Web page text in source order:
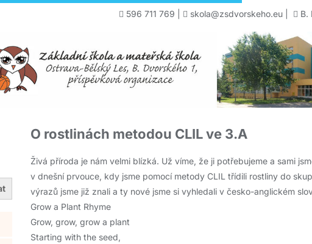
596 711 769 skola@zsdvorskeho.eu B.
O rostlinách metodou CLIL ve 3.A
Živá příroda je nám velmi blízká. Už víme, že ji potřebujeme a sami
v dnešní prvouce, kdy jsme pomocí metody CLIL třídili rostliny do
výrazů jsme již znali a ty nové jsme si vyhledali v česko-anglickém
Grow a Plant Rhyme
Grow, grow, grow a plant
Starting with the seed,